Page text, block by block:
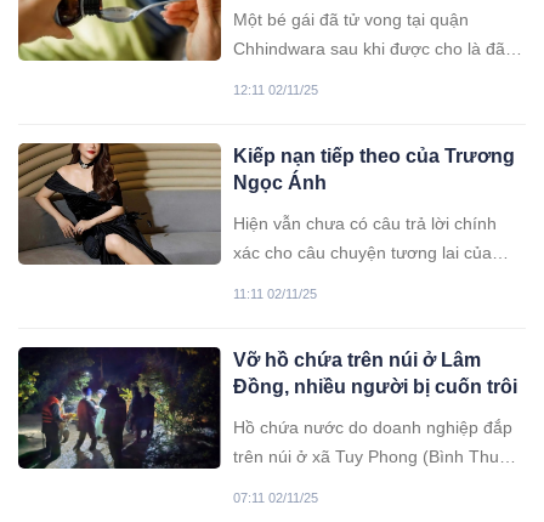
Một bé gái đã tử vong tại quận
Chhindwara sau khi được cho là đã
12:11 02/11/25
Kiếp nạn tiếp theo của Trương
Ngọc Ánh
Hiện vẫn chưa có câu trả lời chính
xác cho câu chuyện tương lai của
11:11 02/11/25
Vỡ hồ chứa trên núi ở Lâm
Đồng, nhiều người bị cuốn trôi
Hồ chứa nước do doanh nghiệp đắp
trên núi ở xã Tuy Phong (Bình Thuận
07:11 02/11/25